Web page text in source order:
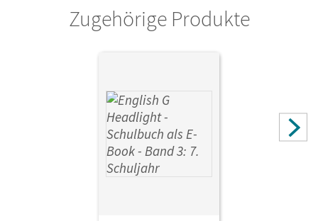
Zugehörige Produkte